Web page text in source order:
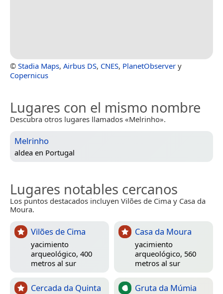
© Stadia Maps, Airbus DS, CNES, PlanetObserver y
Copernicus
Lugares con el mismo nombre
Descubra otros lugares llamados «Melrinho».
Melrinho
aldea en Portugal
Lugares notables cercanos
Los puntos destacados incluyen Vilões de Cima y Casa da
Moura.
Vilões de Cima
yacimiento
arqueológico, 400
metros al sur
Casa da Moura
yacimiento
arqueológico, 560
metros al sur
Cercada da Quinta Gruta da Múmia